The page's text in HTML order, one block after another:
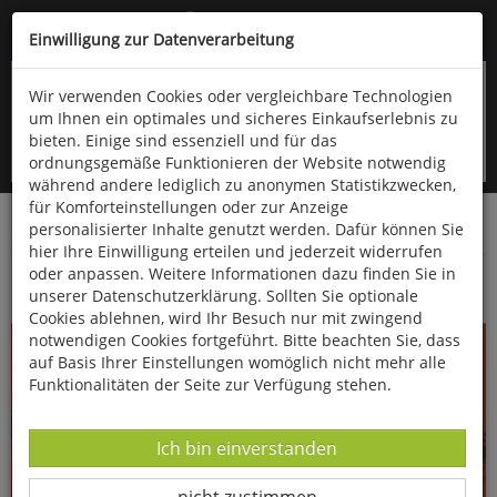
Kompletten Head der Seite überspringen
oder (06766) 9323-960
Startseite Bücher Verschiedene Sachgebiete
Geschenkpapier »Pasta für Nachtigallen«
Einwilligung zur Datenverarbeitung
Wir verwenden Cookies oder vergleichbare Technologien
um Ihnen ein optimales und sicheres Einkaufserlebnis zu
bieten. Einige sind essenziell und für das
ordnungsgemäße Funktionieren der Website notwendig
während andere lediglich zu anonymen Statistikzwecken,
für Komforteinstellungen oder zur Anzeige
personalisierter Inhalte genutzt werden. Dafür können Sie
hier Ihre Einwilligung erteilen und jederzeit widerrufen
oder anpassen. Weitere Informationen dazu finden Sie in
unserer Datenschutzerklärung. Sollten Sie optionale
Cookies ablehnen, wird Ihr Besuch nur mit zwingend
notwendigen Cookies fortgeführt. Bitte beachten Sie, dass
auf Basis Ihrer Einstellungen womöglich nicht mehr alle
Funktionalitäten der Seite zur Verfügung stehen.
Datenverarbeitung -
Ich bin einverstanden